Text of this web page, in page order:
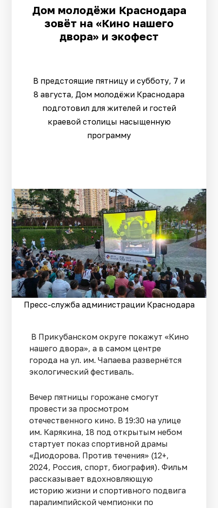
Дом молодёжи Краснодара
зовёт на «Кино нашего
двора» и экофест
В предстоящие пятницу и субботу, 7 и
8 августа, Дом молодёжи Краснодара
подготовил для жителей и гостей
краевой столицы насыщенную
программу
Пресс-служба администрации Краснодара
В Прикубанском округе покажут «Кино
нашего двора», а в самом центре
города на ул. им. Чапаева развернётся
экологический фестиваль.
Вечер пятницы горожане смогут
провести за просмотром
отечественного кино. В 19:30 на улице
им. Карякина, 18 под открытым небом
стартует показ спортивной драмы
«Диодорова. Против течения» (12+,
2024, Россия, спорт, биография). Фильм
рассказывает вдохновляющую
историю жизни и спортивного подвига
паралимпийской чемпионки по